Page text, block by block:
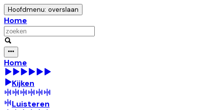
Hoofdmenu: overslaan
Home
Home
Kijken
Luisteren